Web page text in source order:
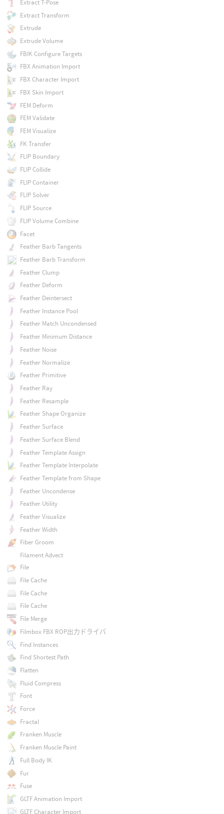
Extract T-Pose
Extract Transform
Extrude
Extrude Volume
FBIK Configure Targets
FBX Animation Import
FBX Character Import
FBX Skin Import
FEM Deform
FEM Validate
FEM Visualize
FK Transfer
FLIP Boundary
FLIP Collide
FLIP Container
FLIP Solver
FLIP Source
FLIP Volume Combine
Facet
Feather Barb Tangents
Feather Barb Transform
Feather Clump
Feather Deform
Feather Deintersect
Feather Instance Pool
Feather Match Uncondensed
Feather Minimum Distance
Feather Noise
Feather Normalize
Feather Primitive
Feather Ray
Feather Resample
Feather Shape Organize
Feather Surface
Feather Surface Blend
Feather Template Assign
Feather Template Interpolate
Feather Template from Shape
Feather Uncondense
Feather Utility
Feather Visualize
Feather Width
Fiber Groom
Filament Advect
File
File Cache
File Cache
File Cache
File Merge
Filmbox FBX ROP出力ドライバ
Find Instances
Find Shortest Path
Flatten
Fluid Compress
Font
Force
Fractal
Franken Muscle
Franken Muscle Paint
Full Body IK
Fur
Fuse
GLTF Animation Import
GLTF Character Import